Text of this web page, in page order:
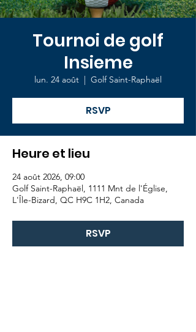
Tournoi de golf
Insieme
lun. 24 août
  |
Golf Saint-Raphaël
RSVP
Heure et lieu
24 août 2026, 09:00
Golf Saint-Raphaël, 1111 Mnt de l'Église,
L'Île-Bizard, QC H9C 1H2, Canada
RSVP